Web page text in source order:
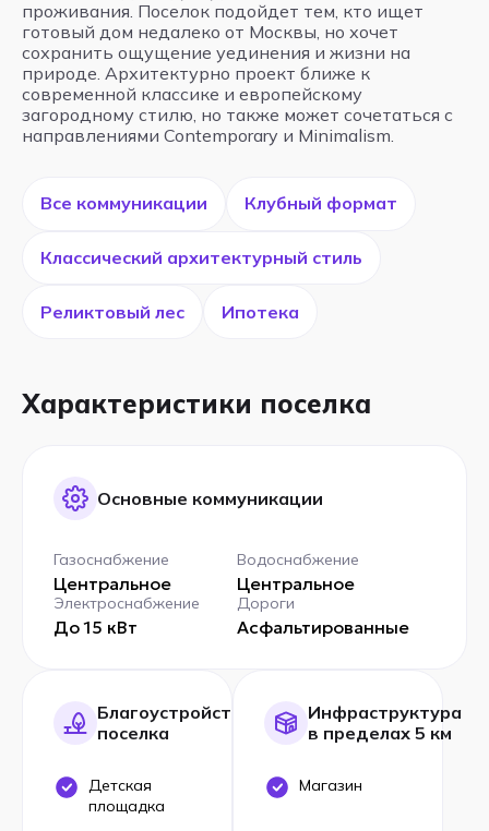
проживания. Поселок подойдет тем, кто ищет
готовый дом недалеко от Москвы, но хочет
сохранить ощущение уединения и жизни на
природе. Архитектурно проект ближе к
современной классике и европейскому
загородному стилю, но также может сочетаться с
направлениями Contemporary и Minimalism.
Все коммуникации Клубный формат
Классический архитектурный стиль
Реликтовый лес Ипотека
Характеристики поселка
Основные коммуникации
Газоснабжение
Центральное
Водоснабжение
Центральное
Электроснабжение
До 15 кВт
Дороги
Асфальтированные
Благоустройство
поселка
Детская
площадка
Инфраструктура
в пределах 5 км
Магазин